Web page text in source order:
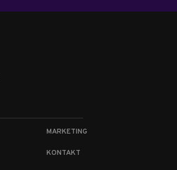
MARKETING
KONTAKT